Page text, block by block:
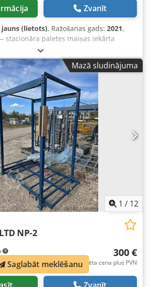
Zvanīt
(lietots), Ražošanas gads: 2021,
stacionāra paletes maiņas iekārta
Credpfxszrdhto An Ijf Paletes maiņas
automātiski darboties spējīga iekārta,
vienību pārlikšanai no avota paletes
uz mērķa paleti (piemēram,
izmantojot bīdāmās paletes
īpaši jutīgam transporta kravai.
paletizācijas sistēma. Abpusēja
slūžu sistēmās. Bīdāmās plāksnes un
Darbība ar pacēlāju. Paletes izmērs:
Kravas augstums: no 80 līdz 1500
500 kg. Ražotājs: Baust.
2021. Nepieciešamā platība: 450 x 350 x
Mazā sludinājuma
1 / 12
NP-2
300 €
Fiksēta cena plus PVN
Saglabāt meklēšanu